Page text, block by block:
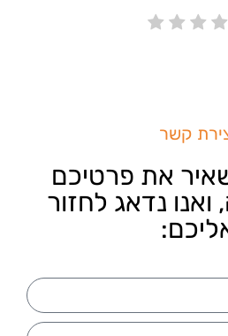
קשר
את פרטיכם
נדאג לחזור